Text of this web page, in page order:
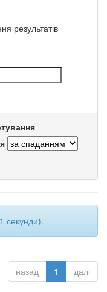
результатів
секунди).
назад 1 далі